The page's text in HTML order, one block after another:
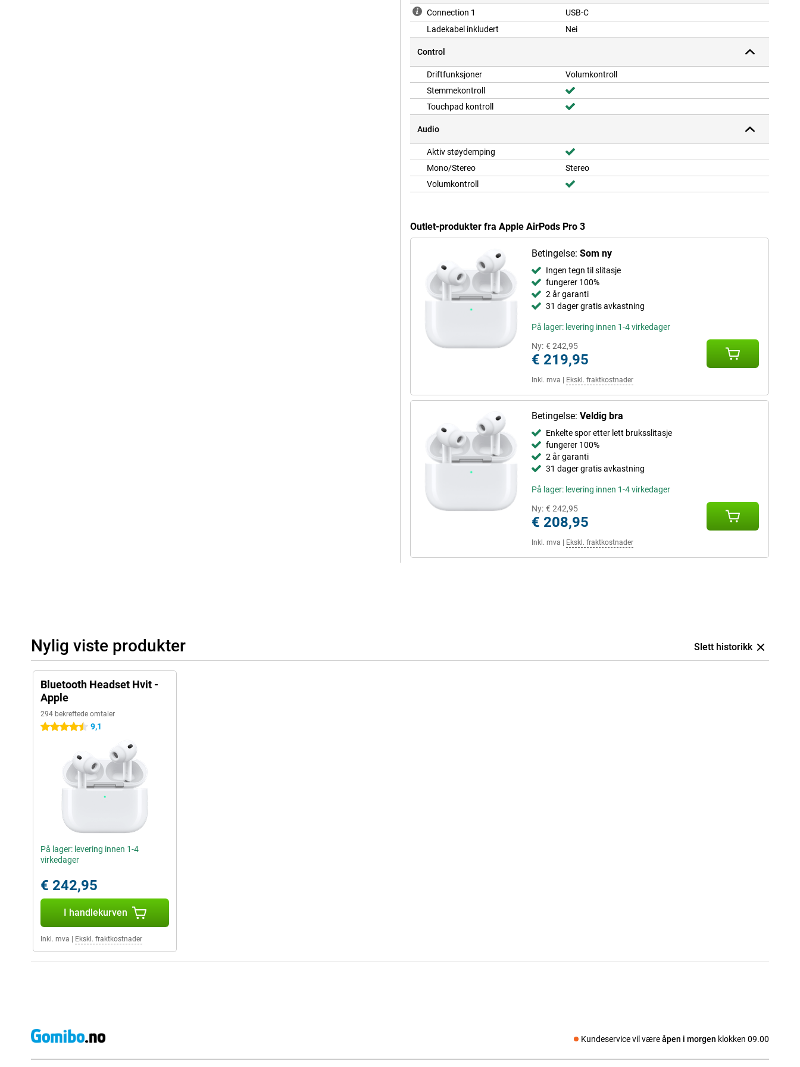
Connection 1
USB-C
Ladekabel inkludert
Nei
Control
Driftfunksjoner
Volumkontroll
Stemmekontroll
Touchpad kontroll
Audio
Aktiv støydemping
Mono/Stereo
Stereo
Volumkontroll
Outlet-produkter fra Apple AirPods Pro 3
Betingelse: Som ny
Ingen tegn til slitasje
fungerer 100%
2 år garanti
31 dager gratis avkastning
På lager: levering innen 1-4 virkedager
Ny: € 242,95
€ 219,95
Inkl. mva Ekskl. fraktkostnader
Betingelse: Veldig bra
Enkelte spor etter lett bruksslitasje
fungerer 100%
2 år garanti
31 dager gratis avkastning
På lager: levering innen 1-4 virkedager
Ny: € 242,95
€ 208,95
Inkl. mva Ekskl. fraktkostnader
Nylig viste produkter Slett historikk
Bluetooth Headset Hvit -
Apple
294 bekreftede omtaler
4.5 stjerner 9,1
På lager: levering innen 1-4
virkedager
€ 242,95
I handlekurven
Inkl. mva Ekskl. fraktkostnader
Kundeservice vil væreåpen i morgen klokken 09.00
Sosiale medier